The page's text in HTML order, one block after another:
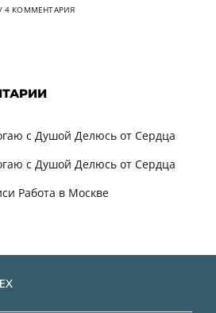
/ 4 КОММЕНТАРИЯ
с Душой Делюсь от Сердца
с Душой Делюсь от Сердца
Работа в Москве